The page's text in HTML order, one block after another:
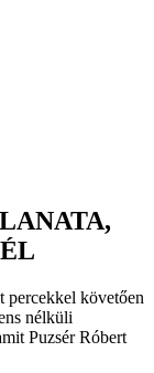
percekkel követően
nélküli
Puzsér Róbert